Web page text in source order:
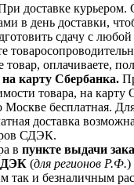
доставке курьером.
в день доставки,
сдачу с
товар, оплачиваете,
карту Сбербанка.
товара, на карту
Москве бесплатная.
доставка
СДЭК.
в пункте выдачи
(для регионов Р.Ф.)
так и безналичным